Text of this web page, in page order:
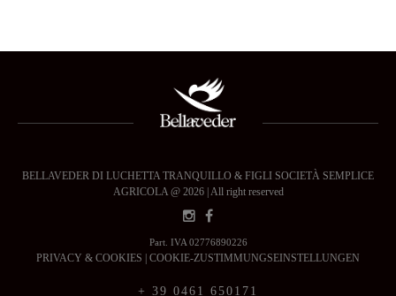
BELLAVEDER DI LUCHETTA TRANQUILLO & FIGLI SOCIETÀ SEMPLICE
AGRICOLA @ 2026 | All right reserved
Part. IVA 02776890226
PRIVACY & COOKIES COOKIE-ZUSTIMMUNGSEINSTELLUNGEN
+ 39 0461 650171